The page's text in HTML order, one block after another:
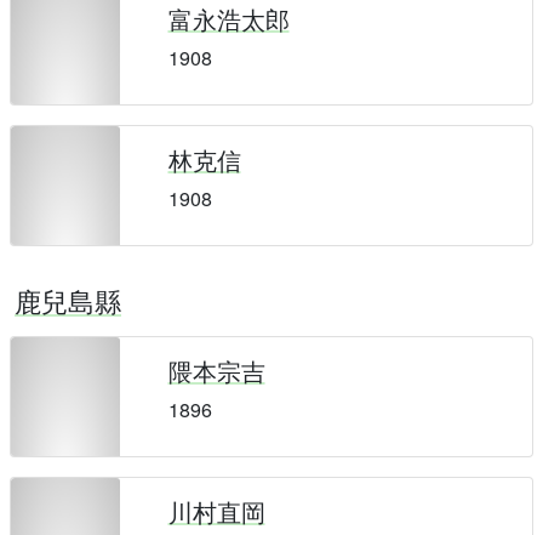
富永浩太郎
1908
林克信
1908
鹿兒島縣
隈本宗吉
1896
川村直岡